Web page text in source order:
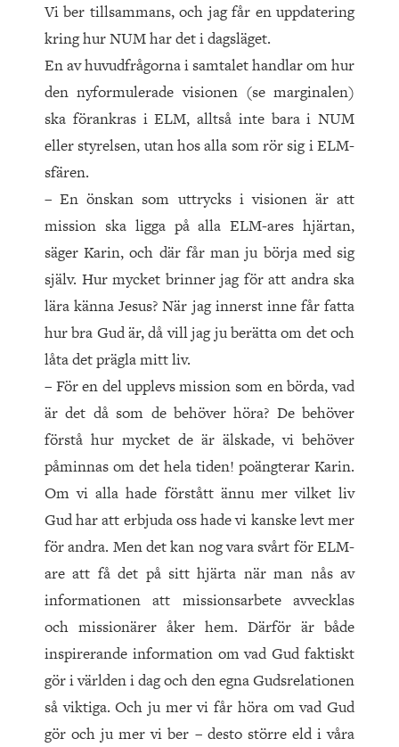
Vi ber tillsammans, och jag får en uppdatering
kring hur NUM har det i dagsläget.
En av huvudfrågorna i samtalet handlar om hur
den nyformule­rade visionen (se marginalen)
ska förankras i ELM, alltså inte bara i NUM
eller styrelsen, utan hos alla som rör sig i ELM-
sfären.
– En önskan som uttrycks i visio­nen är att
mission ska ligga på alla ELM-ares hjärtan,
säger Karin, och där får man ju börja med sig
själv. Hur mycket brinner jag för att andra ska
lära känna Jesus? När jag innerst inne får fatta
hur bra Gud är, då vill jag ju berätta om det och
låta det prägla mitt liv.
– För en del upplevs mission som en börda, vad
är det då som de behöver höra? De behöver
förstå hur mycket de är älskade, vi behöver
påminnas om det hela tiden! poängterar Karin.
Om vi alla hade förstått ännu mer vilket liv
Gud har att erbjuda oss hade vi kanske levt mer
för and­ra. Men det kan nog vara svårt för ELM-
are att få det på sitt hjärta när man nås av
informationen att missionsarbete avvecklas
och missionärer åker hem. Därför är både
inspirerande information om vad Gud faktiskt
gör i världen i dag och den egna Gudsrelationen
så viktiga. Och ju mer vi får höra om vad Gud
gör och ju mer vi ber – desto större eld i våra